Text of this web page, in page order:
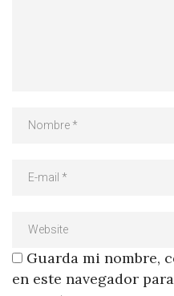
Guarda mi nombre,
en este navegador